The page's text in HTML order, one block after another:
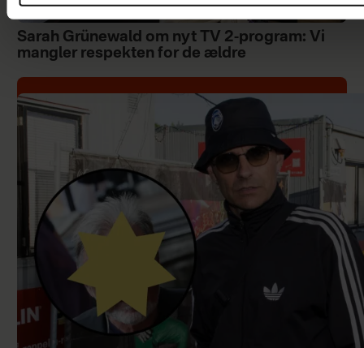
Sarah Grünewald om nyt TV 2-program: Vi
mangler respekten for de ældre